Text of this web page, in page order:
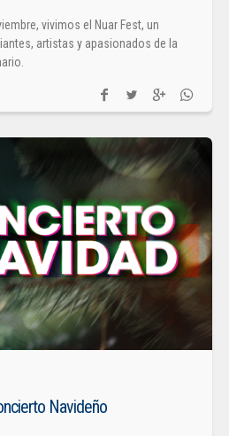
vivimos el Nuar Fest, un
artistas y apasionados de la
Navideño